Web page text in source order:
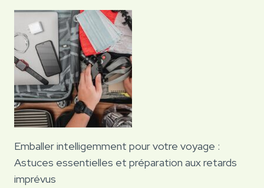
Emballer intelligemment pour votre voyage :
Astuces essentielles et préparation aux retards
imprévus